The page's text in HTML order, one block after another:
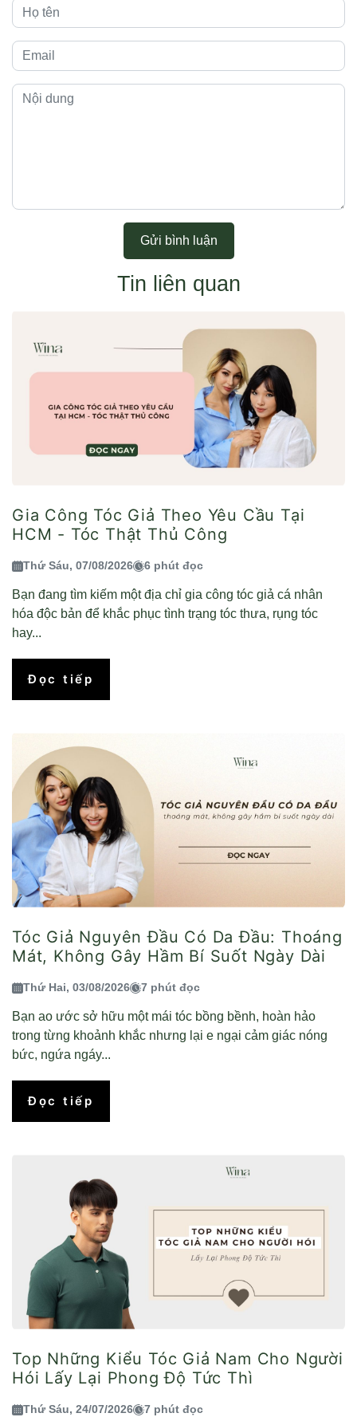
Gửi bình luận
Tin liên quan
Gia Công Tóc Giả Theo Yêu Cầu Tại
HCM - Tóc Thật Thủ Công
Thứ Sáu, 07/08/2026 6 phút đọc
Bạn đang tìm kiếm một địa chỉ gia công tóc giả cá nhân
hóa độc bản để khắc phục tình trạng tóc thưa, rụng tóc
hay...
Đọc tiếp
Tóc Giả Nguyên Đầu Có Da Đầu: Thoáng
Mát, Không Gây Hầm Bí Suốt Ngày Dài
Thứ Hai, 03/08/2026 7 phút đọc
Bạn ao ước sở hữu một mái tóc bồng bềnh, hoàn hảo
trong từng khoảnh khắc nhưng lại e ngại cảm giác nóng
bức, ngứa ngáy...
Đọc tiếp
Top Những Kiểu Tóc Giả Nam Cho Người
Hói Lấy Lại Phong Độ Tức Thì
Thứ Sáu, 24/07/2026 7 phút đọc